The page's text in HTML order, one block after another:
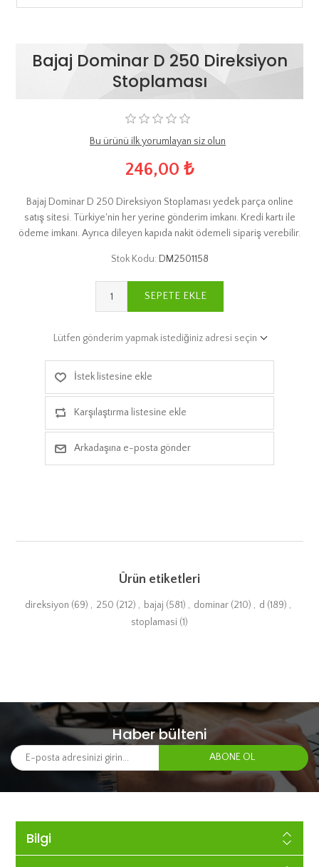
Bajaj Dominar D 250 Direksiyon
Stoplaması
Bu ürünü ilk yorumlayan siz olun
246,00 ₺
Bajaj Dominar D 250 Direksiyon Stoplaması yedek parça online
satış sitesi. Türkiye'nin her yerine gönderim imkanı. Kredi kartı ile
ödeme imkanı. Ayrıca dileyen kapıda nakit ödemeli sipariş verebilir.
Stok Kodu: DM2501158
SEPETE EKLE
Lütfen gönderim yapmak istediğiniz adresi seçin
İstek listesine ekle
Karşılaştırma listesine ekle
Arkadaşına e-posta gönder
Ürün etiketleri
direksiyon (69) , 250 (212) , bajaj (581) , dominar (210) , d (189) ,
stoplamasi (1)
Haber bülteni
Bilgi